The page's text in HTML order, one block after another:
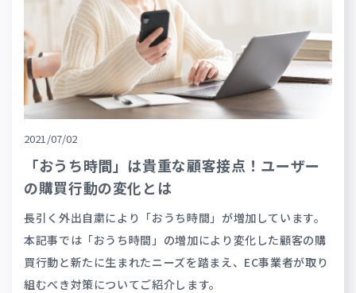
2021/07/02
「おうち時間」は貴重な顧客接点！ユーザー
の購買行動の変化とは
長引く外出自粛により「おうち時間」が増加しています。
本記事では「おうち時間」の増加により変化した顧客の購
買行動と新たに生まれたニーズを踏まえ、EC事業者が取り
組むべき対策についてご紹介します。